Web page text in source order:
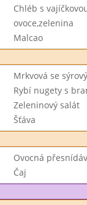
Chléb s
ovoce,zelenina
Malcao
Mrkvová se
Rybí nugety s
Zeleninový salát
Šťáva
Ovocná
Čaj